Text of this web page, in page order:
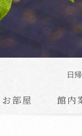
日
お部屋 館内